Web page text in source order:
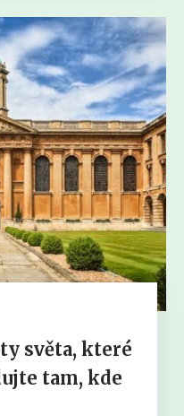
světa, které
tam, kde